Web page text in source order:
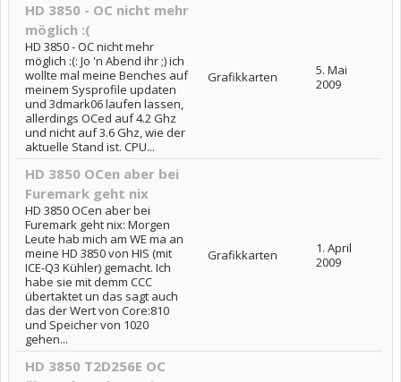
HD 3850 - OC nicht mehr
möglich :(
HD 3850 - OC nicht mehr
möglich :(: Jo 'n Abend ihr ;) ich
wollte mal meine Benches auf
meinem Sysprofile updaten
und 3dmark06 laufen lassen,
allerdings OCed auf 4.2 Ghz
und nicht auf 3.6 Ghz, wie der
aktuelle Stand ist. CPU...
Grafikkarten
5. Mai
2009
HD 3850 OCen aber bei
Furemark geht nix
HD 3850 OCen aber bei
Furemark geht nix: Morgen
Leute hab mich am WE ma an
meine HD 3850 von HIS (mit
ICE-Q3 Kühler) gemacht. Ich
habe sie mit demm CCC
übertaktet un das sagt auch
das der Wert von Core:810
und Speicher von 1020
gehen...
Grafikkarten
1. April
2009
HD 3850 T2D256E OC